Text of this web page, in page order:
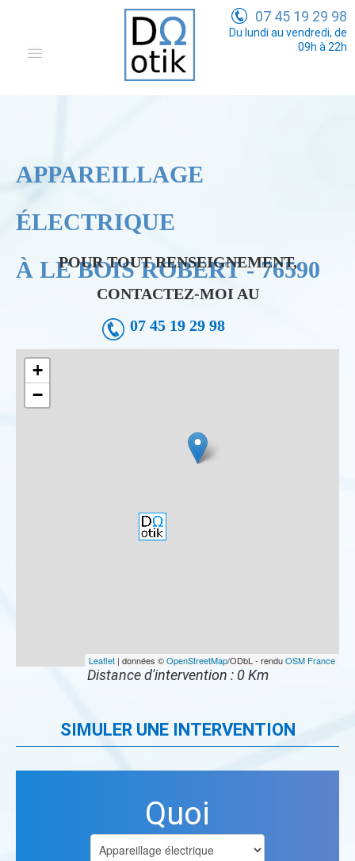
07 45 19 29 98
Du lundi au vendredi, de
09h à 22h
APPAREILLAGE
ÉLECTRIQUE
À LE BOIS ROBERT - 76590
POUR TOUT RENSEIGNEMENT,
CONTACTEZ-MOI AU
07 45 19 29 98
+
−
Leaflet | données ©OpenStreetMap/ODbL - renduOSM France
Distance d'intervention : 0 Km
SIMULER UNE INTERVENTION
Quoi